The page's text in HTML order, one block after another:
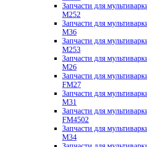
Запчасти для
M252
Запчасти для
M36
Запчасти для
M253
Запчасти для
M26
Запчасти для
FM27
Запчасти для
M31
Запчасти для
FM4502
Запчасти для
M34